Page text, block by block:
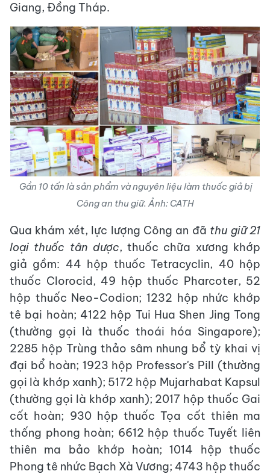
Giang, Đồng Tháp.
Gần 10 tấn là sản phẩm và nguyên liệu làm thuốc giả bị
Công an thu giữ. Ảnh: CATH
Qua khám xét, lực lượng Công an đã thu giữ 21
loại thuốc tân dược, thuốc chữa xương khớp
giả gồm: 44 hộp thuốc Tetracyclin, 40 hộp
thuốc Clorocid, 49 hộp thuốc Pharcoter, 52
hộp thuốc Neo-Codion; 1232 hộp nhức khớp
tê bại hoàn; 4122 hộp Tui Hua Shen Jing Tong
(thường gọi là thuốc thoái hóa Singapore);
2285 hộp Trùng thảo sâm nhung bổ tỳ khai vị
đại bổ hoàn; 1923 hộp Professor's Pill (thường
gọi là khớp xanh); 5172 hộp Mujarhabat Kapsul
(thường gọi là khớp xanh); 2017 hộp thuốc Gai
cốt hoàn; 930 hộp thuốc Tọa cốt thiên ma
thống phong hoàn; 6612 hộp thuốc Tuyết liên
thiên ma bảo khớp hoàn; 1014 hộp thuốc
Phong tê nhức Bạch Xà Vương; 4743 hộp thuốc